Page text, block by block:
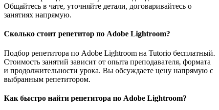
Общайтесь в чате, уточняйте детали, договаривайтесь о
занятиях напрямую.
Сколько стоит репетитор по Adobe Lightroom?
Подбор репетитора по Adobe Lightroom на Tutorio бесплатный.
Стоимость занятий зависит от опыта преподавателя, формата
и продолжительности урока. Вы обсуждаете цену напрямую с
выбранным репетитором.
Как быстро найти репетитора по Adobe Lightroom?